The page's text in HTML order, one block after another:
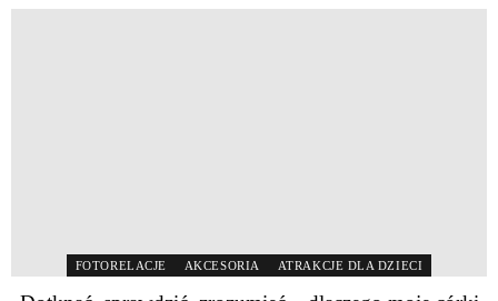
FOTORELACJE AKCESORIA ATRAKCJE DLA DZIECI